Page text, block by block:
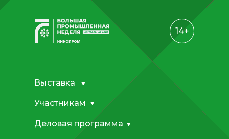
14+
Участникам
Деловая программа
Выставка